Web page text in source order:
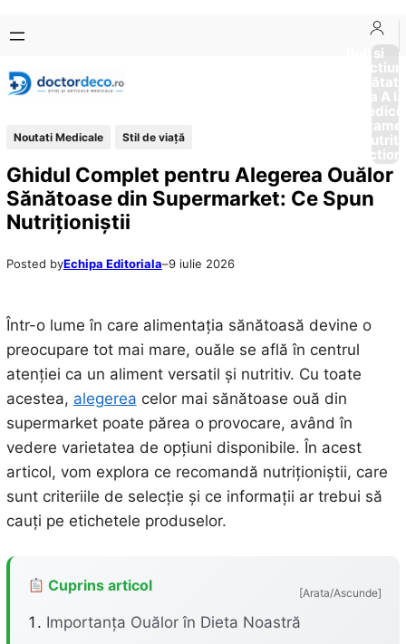
conținut
content
Boli si
Afectiuni
Sănătate
de la A
Noutati Medicale Stil de viaţă
Ghidul Complet pentru Alegerea Ouălor
Sănătoase din Supermarket: Ce Spun
Nutriționiștii
Posted byEchipa Editoriala–9 iulie 2026
Într-o lume în care alimentația sănătoasă devine o
preocupare tot mai mare, ouăle se află în centrul
atenției ca un aliment versatil și nutritiv. Cu toate
acestea, alegerea celor mai sănătoase ouă din
supermarket poate părea o provocare, având în
vedere varietatea de opțiuni disponibile. În acest
articol, vom explora ce recomandă nutriționiștii, care
sunt criteriile de selecție și ce informații ar trebui să
cauți pe etichetele produselor.
Cuprins articol [Arata/Ascunde]
Importanța Ouălor în Dieta Noastră